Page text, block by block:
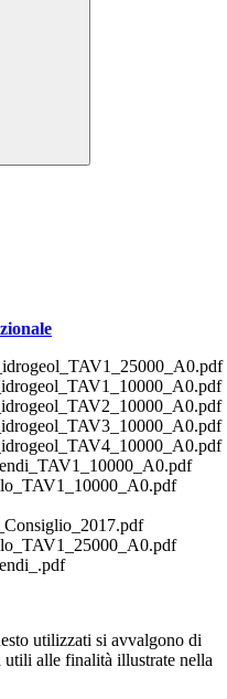
utilizzati si avvalgono di
utili alle finalità illustrate nella